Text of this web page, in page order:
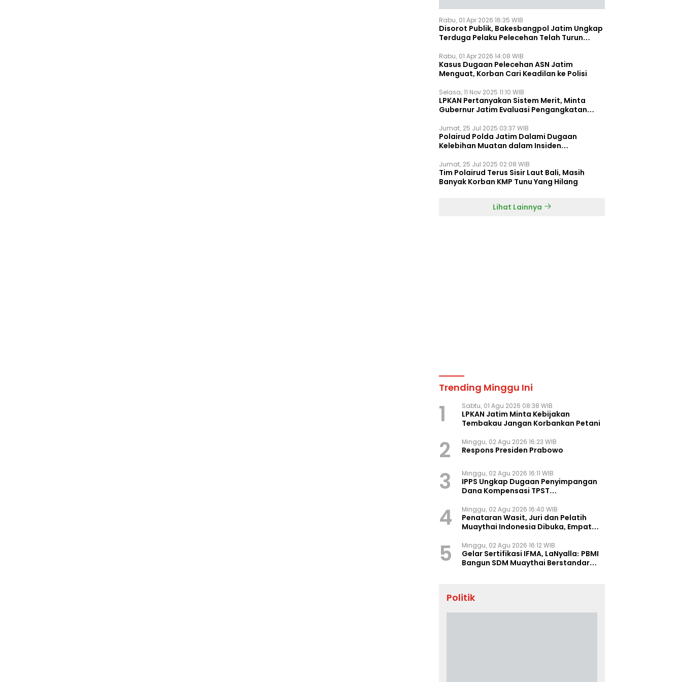
Rabu, 01 Apr 2026 16:35 WIB
Disorot Publik, Bakesbangpol Jatim Ungkap
Terduga Pelaku Pelecehan Telah Turun
Rabu, 01 Apr 2026 14:08 WIB
Kasus Dugaan Pelecehan ASN Jatim
Menguat, Korban Cari Keadilan ke Polisi
Selasa, 11 Nov 2025 11:10 WIB
LPKAN Pertanyakan Sistem Merit, Minta
Gubernur Jatim Evaluasi Pengangkatan
Jumat, 25 Jul 2025 03:37 WIB
Polairud Polda Jatim Dalami Dugaan
Kelebihan Muatan dalam Insiden
Jumat, 25 Jul 2025 02:08 WIB
Tim Polairud Terus Sisir Laut Bali, Masih
Banyak Korban KMP Tunu Yang Hilang
Lihat Lainnya
Trending Minggu Ini
1 Sabtu, 01 Agu 2026 08:38 WIB
LPKAN Jatim Minta Kebijakan
Tembakau Jangan Korbankan Petani
2 Minggu, 02 Agu 2026 16:23 WIB
Respons Presiden Prabowo
3 Minggu, 02 Agu 2026 16:11 WIB
IPPS Ungkap Dugaan Penyimpangan
Dana Kompensasi TPST
4 Minggu, 02 Agu 2026 16:40 WIB
Penataran Wasit, Juri dan Pelatih
Muaythai Indonesia Dibuka, Empat
5 Minggu, 02 Agu 2026 16:12 WIB
Gelar Sertifikasi IFMA, LaNyalla: PBMI
Bangun SDM Muaythai Berstandar
Politik